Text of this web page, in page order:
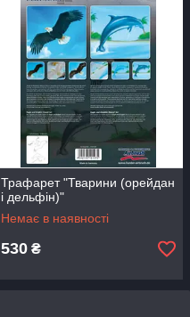
Трафарет "Тварини (орейдан
і дельфін)"
Немає в наявності
530 ₴